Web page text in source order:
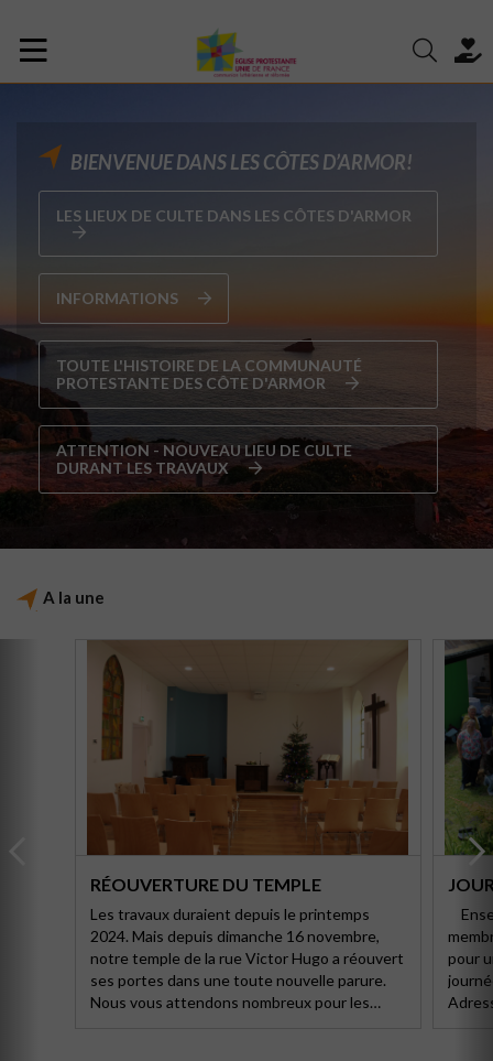
BIENVENUE DANS LES CÔTES D’ARMOR!
LES LIEUX DE CULTE DANS LES CÔTES D'ARMOR
INFORMATIONS
TOUTE L'HISTOIRE DE LA COMMUNAUTÉ
PROTESTANTE DES CÔTE D'ARMOR
ATTENTION - NOUVEAU LIEU DE CULTE
DURANT LES TRAVAUX
A la une
DU TEMPLE
duraient depuis le printemps
Mais depuis dimanche 16 novembre,
temple de la rue Victor Hugo a réouvert
dans une toute nouvelle parure.
vous attendons nombreux pour les
JOURNÉE DE
Ensemble, en famille,
membres de la
pour un moment
journée d’Eglise
Adresse et Horaire en